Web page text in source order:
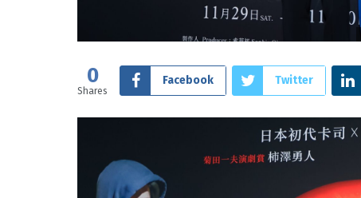
0
Shares
Facebook Twitter